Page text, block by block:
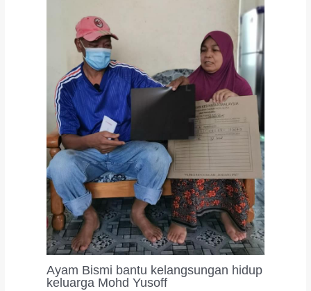
Ayam Bismi bantu kelangsungan hidup
keluarga Mohd Yusoff